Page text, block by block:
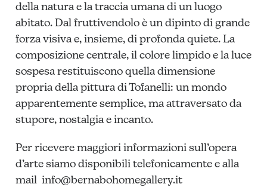
della natura e la traccia umana di un luogo
abitato. Dal fruttivendolo è un dipinto di grande
forza visiva e, insieme, di profonda quiete. La
composizione centrale, il colore limpido e la luce
sospesa restituiscono quella dimensione
propria della pittura di Tofanelli: un mondo
apparentemente semplice, ma attraversato da
stupore, nostalgia e incanto.
Per ricevere maggiori informazioni sull’opera
d’arte siamo disponibili telefonicamente e alla
mail info@bernabohomegallery.it